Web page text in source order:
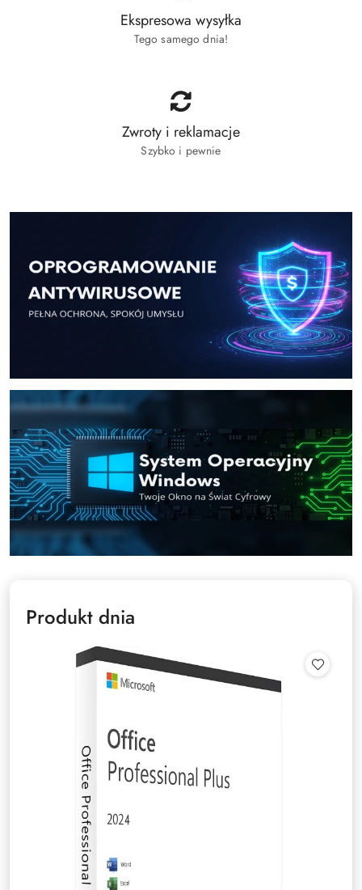
Ekspresowa wysyłka
Tego samego dnia!
Zwroty i reklamacje
Szybko i pewnie
Produkt dnia